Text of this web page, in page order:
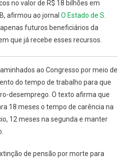
no valor de R$ 18 bilhões em
afirmou ao jornal O Estado de S.
futuros beneficiários da
que já recebe esses recursos.
ao Congresso por meio de
do tempo de trabalho para que
desemprego. O texto afirma que
18 meses o tempo de carência na
12 meses na segunda e manter
de pensão por morte para